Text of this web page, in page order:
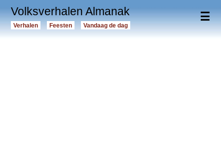
☰
Volksverhalen Almanak
Verhalen Feesten Vandaag de dag